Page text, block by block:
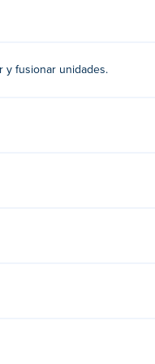
y fusionar unidades.